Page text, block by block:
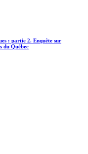
: partie 2. Enquête sur
du Québec